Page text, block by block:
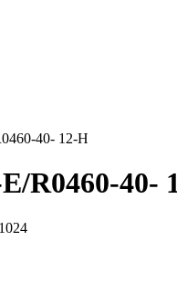
40- 12-H
R0460-40-